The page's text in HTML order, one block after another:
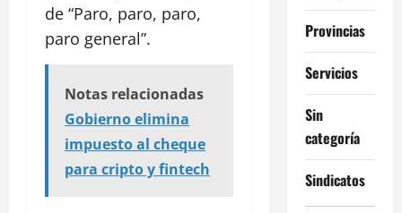
de “Paro, paro, paro,
paro general”.
Notas relacionadas
Gobierno elimina
impuesto al cheque
para cripto y fintech
Provincias
Servicios
Sin
categoría
Sindicatos